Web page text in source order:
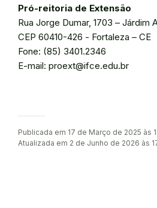
Pró-reitoria de Extensão
Rua Jorge Dumar, 1703 – Járdim
CEP 60410-426 - Fortaleza – CE
Fone: (85) 3401.2346
E-mail: proext@ifce.edu.br
Publicada em 17 de Março de 2025 às
Atualizada em 2 de Junho de 2026 às